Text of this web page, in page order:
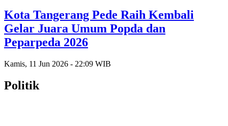
Kota Tangerang Pede Raih Kembali
Gelar Juara Umum Popda dan
Peparpeda 2026
Kamis, 11 Jun 2026 - 22:09 WIB
Politik